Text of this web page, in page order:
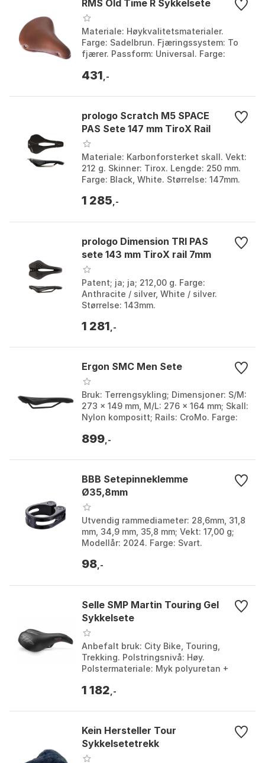
RMS Old Time R Sykkelsete
Materiale: Høykvalitetsmaterialer.
Farge: Sadelbrun. Fjæringssystem: To
fjærer. Passform: Universal. Farge:
431 ,-
prologo Scratch M5 SPACE
PAS Sete 147 mm TiroX Rail
Materiale: Karbonforsterket skall. Vekt:
212 g. Skinner: Tirox. Lengde: 250 mm.
Farge: Black, White. Størrelse: 147mm.
1 285 ,-
prologo Dimension TRI PAS
sete 143 mm TiroX rail 7mm
Patent; ja; ja; 212,00 g. Farge:
Anthracite / silver, White / silver.
Størrelse: 143mm.
1 281 ,-
Ergon SMC Men Sete
Bruk: Terrengsykling; Dimensjoner: S/M:
273 x 149 mm, M/L: 276 x 164 mm; Skall:
Nylon kompositt; Rails: CroMo. Farge:
899 ,-
BBB Setepinneklemme
Ø35,8mm
Utvendig rammediameter: 28,6mm, 31,8
mm, 34,9 mm, 35,8 mm; Vekt: 17,00 g;
Modellår: 2024. Farge: Svart.
98 ,-
Selle SMP Martin Touring Gel
Sykkelsete
Anbefalt bruk: City Bike, Touring,
Trekking. Polstringsnivå: Høy.
Polstermateriale: Myk polyuretan +
256mm.
1 182 ,-
Kein Hersteller Tour
Sykkelsetetrekk